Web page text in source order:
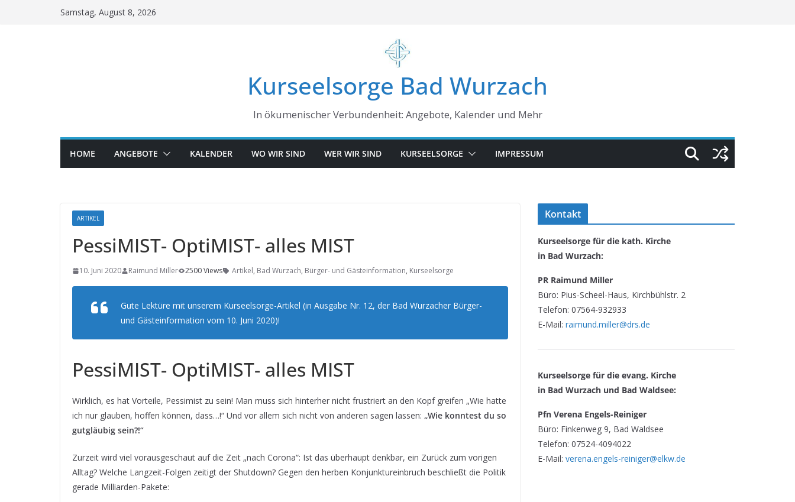
Samstag, August 8, 2026
Kurseelsorge Bad Wurzach
In ökumenischer Verbundenheit: Angebote, Kalender und Mehr
HOME ANGEBOTE KALENDER WO WIR SIND WER WIR SIND KURSEELSORGE IMPRESSUM
ARTIKEL
PessiMIST- OptiMIST- alles MIST
10. Juni 2020 Raimund Miller 2500 Views Artikel, Bad Wurzach, Bürger- und Gästeinformation, Kurseelsorge
Gute Lektüre mit unserem Kurseelsorge-Artikel (in Ausgabe Nr. 12, der Bad Wurzacher Bürger-
und Gästeinformation vom 10. Juni 2020)!
PessiMIST- OptiMIST- alles MIST
Wirklich, es hat Vorteile, Pessimist zu sein! Man muss sich hinterher nicht frustriert an den Kopf greifen „Wie hatte
ich nur glauben, hoffen können, dass…!“ Und vor allem sich nicht von anderen sagen lassen: „Wie konntest du so
gutgläubig sein?!“
Zurzeit wird viel vorausgeschaut auf die Zeit „nach Corona“: Ist das überhaupt denkbar, ein Zurück zum vorigen
Alltag? Welche Langzeit-Folgen zeitigt der Shutdown? Gegen den herben Konjunktureinbruch beschließt die Politik
gerade Milliarden-Pakete:
Kontakt
Kurseelsorge für die kath. Kirche
in Bad Wurzach:
PR Raimund Miller
Büro: Pius-Scheel-Haus, Kirchbühlstr. 2
Telefon: 07564-932933
E-Mail: raimund.miller@drs.de
Kurseelsorge für die evang. Kirche
in Bad Wurzach und Bad Waldsee:
Pfn Verena Engels-Reiniger
Büro: Finkenweg 9, Bad Waldsee
Telefon: 07524-4094022
E-Mail: verena.engels-reiniger@elkw.de